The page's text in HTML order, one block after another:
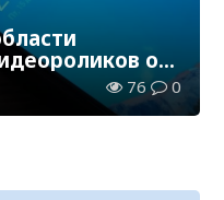
о
Конституции
76 0